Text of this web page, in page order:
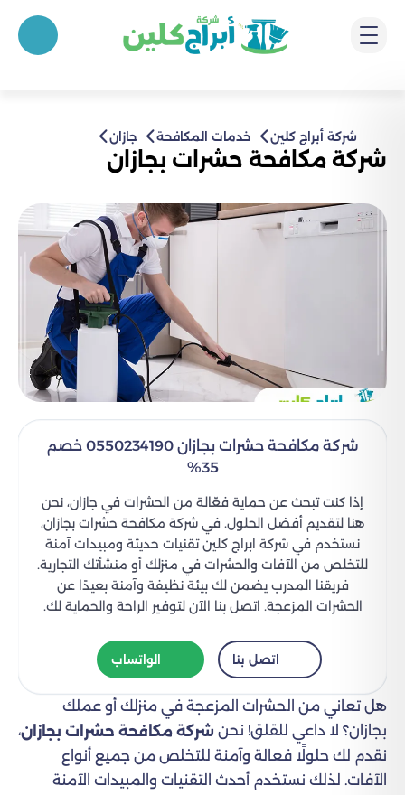
شركة أبراج كلين خدمات المكافحة جازان
شركة مكافحة حشرات بجازان
شركة مكافحة حشرات بجازان 0550234190 خصم
35%
إذا كنت تبحث عن حماية فعّالة من الحشرات في جازان، نحن
هنا لتقديم أفضل الحلول. في شركة مكافحة حشرات بجازان،
نستخدم في شركة ابراج كلين تقنيات حديثة ومبيدات آمنة
للتخلص من الآفات والحشرات في منزلك أو منشأتك التجارية.
فريقنا المدرب يضمن لك بيئة نظيفة وآمنة بعيدًا عن
الحشرات المزعجة. اتصل بنا الآن لتوفير الراحة والحماية لك.
اتصل بنا الواتساب
هل تعاني من الحشرات المزعجة في منزلك أو عملك
بجازان؟ لا داعي للقلق! نحن شركة مكافحة حشرات بجازان،
نقدم لك حلولًا فعالة وآمنة للتخلص من جميع أنواع
الآفات. لذلك نستخدم أحدث التقنيات والمبيدات الآمنة